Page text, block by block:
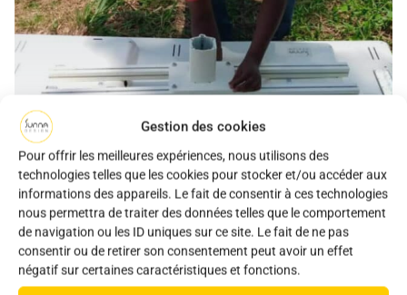
Gestion des cookies
Pour offrir les meilleures expériences, nous utilisons des
technologies telles que les cookies pour stocker et/ou accéder aux
informations des appareils. Le fait de consentir à ces technologies
nous permettra de traiter des données telles que le comportement
de navigation ou les ID uniques sur ce site. Le fait de ne pas
consentir ou de retirer son consentement peut avoir un effet
négatif sur certaines caractéristiques et fonctions.
Une mosquée et une aire de
jeux praticables de nuit